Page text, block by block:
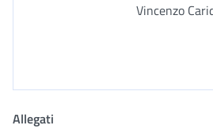
Vincenzo
Allegati